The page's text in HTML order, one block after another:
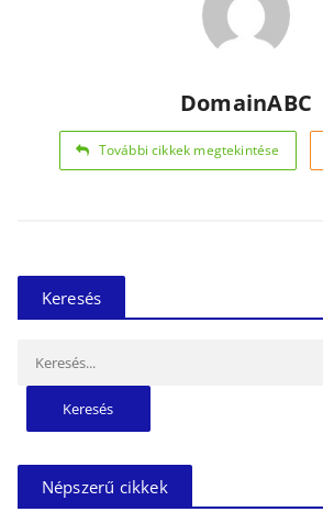
DomainABC
További cikkek megtekintése
Keresés
Népszerű cikkek